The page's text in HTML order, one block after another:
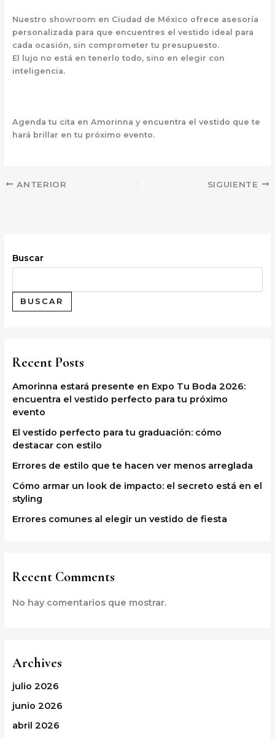
Buscar
BUSCAR
Recent Posts
Amorinna estará presente en Expo Tu Boda 2026:
encuentra el vestido perfecto para tu próximo
evento
El vestido perfecto para tu graduación: cómo
destacar con estilo
Errores de estilo que te hacen ver menos arreglada
Cómo armar un look de impacto: el secreto está en el
styling
Errores comunes al elegir un vestido de fiesta
Recent Comments
No hay comentarios que mostrar.
Archives
julio 2026
junio 2026
abril 2026
Nuestro showroom en Ciudad de México ofrece asesoría
personalizada para que encuentres el vestido ideal para
cada ocasión, sin comprometer tu presupuesto.
El lujo no está en tenerlo todo, sino en elegir con
inteligencia.
Agenda tu cita en Amorinna y encuentra el vestido que te
hará brillar en tu próximo evento.
ANTERIOR SIGUIENTE